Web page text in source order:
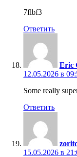
7flbf3
Ответить
Eric
12.05.2026 в
Some really
Ответить
15.05.2026 в